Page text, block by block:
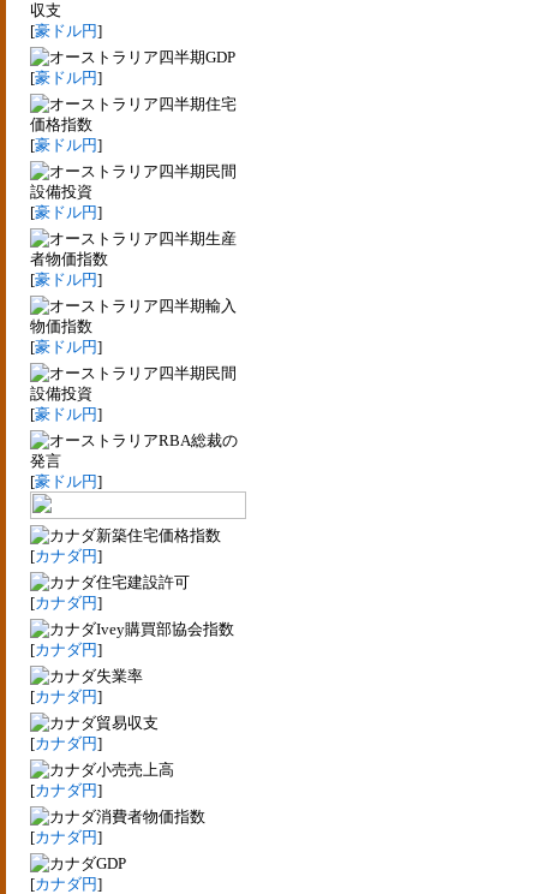
収支
[豪ドル円]
四半期GDP
[豪ドル円]
四半期住宅
価格指数
[豪ドル円]
四半期民間
設備投資
[豪ドル円]
四半期生産
者物価指数
[豪ドル円]
四半期輸入
物価指数
[豪ドル円]
四半期民間
設備投資
[豪ドル円]
RBA総裁の
発言
[豪ドル円]
新築住宅価格指数
[カナダ円]
住宅建設許可
[カナダ円]
Ivey購買部協会指数
[カナダ円]
失業率
[カナダ円]
貿易収支
[カナダ円]
小売売上高
[カナダ円]
消費者物価指数
[カナダ円]
GDP
[カナダ円]